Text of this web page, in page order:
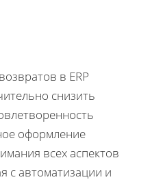
в ERP
снизить
оформление
всех аспектов
с автоматизации и